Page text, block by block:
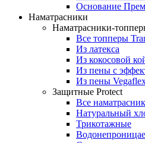
Основание
Наматрасники
Наматрасники-
Все топперы
Из латекса
Из кокосовой
Из пены с
Из пены
Защитные Protect
Все
Натуральный
Трикотажные